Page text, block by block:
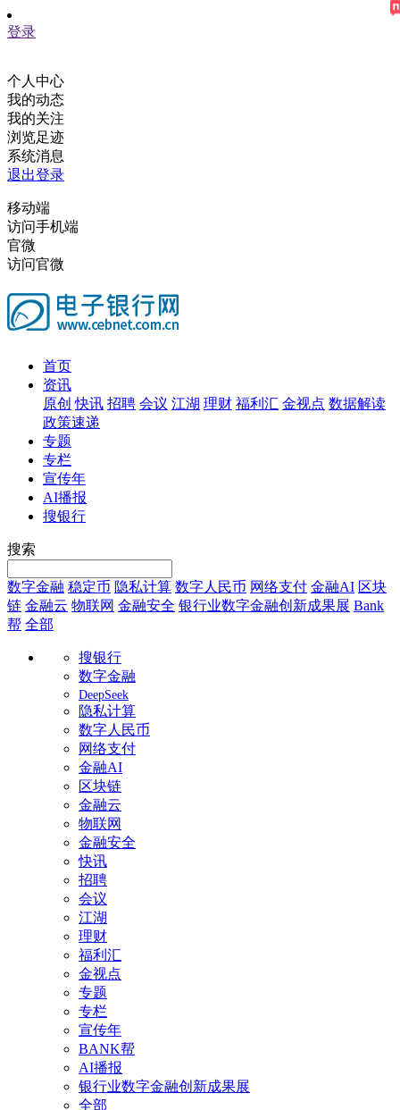
登录
个人中心
我的动态
我的关注
浏览足迹
系统消息
退出登录
移动端
访问手机端
官微
访问官微
首页
资讯
原创 快讯 招聘 会议 江湖 理财 福利汇 金视点 数据解读
政策速递
专题
专栏
宣传年
AI播报
搜银行
搜索
数字金融 稳定币 隐私计算 数字人民币 网络支付 金融AI 区块
链 金融云 物联网 金融安全 银行业数字金融创新成果展 Bank
帮 全部
搜银行
数字金融
DeepSeek
隐私计算
数字人民币
网络支付
金融AI
区块链
金融云
物联网
金融安全
快讯
招聘
会议
江湖
理财
福利汇
金视点
专题
专栏
宣传年
BANK帮
AI播报
银行业数字金融创新成果展
全部